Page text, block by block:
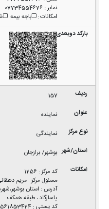
نمابر:
07734554676
امکانات: باجه بیمه
157
نماینده
نمایندگی
بوشهر/ برازجان
کد مرکز:
1256
مسئول مرکز:مریم
آدرس: استان
پاسارگاد ، طبقه همکف
کد پستی :